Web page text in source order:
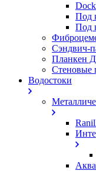
Под
Под
Сэндвич-
Планкен
Стеновые
Водостоки